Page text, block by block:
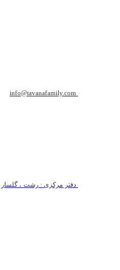
دفتر مرکزی : رشت ، گلسار ،